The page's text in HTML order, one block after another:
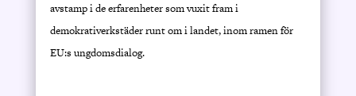
avstamp i de erfarenheter som vuxit fram i
demokrativerkstäder runt om i landet, inom ramen för
EU:s ungdomsdialog.